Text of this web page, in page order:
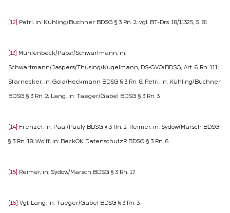
[12] Petri, in: Kühling/Buchner BDSG § 3 Rn. 2; vgl. BT-Drs. 18/11325, S. 81
[13] Mühlenbeck/Pabst/Schwartmann, in:
Schwartmann/Jaspers/Thüsing/Kugelmann, DS-GVO/BDSG, Art. 6 Rn. 111;
Starnecker, in: Gola/Heckmann BDSG § 3 Rn. 8; Petri, in: Kühling/Buchner
BDSG § 3 Rn. 2; Lang, in: Taeger/Gabel BDSG § 3 Rn. 3.
[14] Frenzel, in: Paal/Pauly BDSG § 3 Rn. 2; Reimer, in: Sydow/Marsch BDSG
§ 3 Rn. 18; Wolff, in: BeckOK DatenschutzR BDSG § 3 Rn. 6
[15] Reimer, in: Sydow/Marsch BDSG § 3 Rn. 17.
[16] Vgl. Lang, in: Taeger/Gabel BDSG § 3 Rn. 3.